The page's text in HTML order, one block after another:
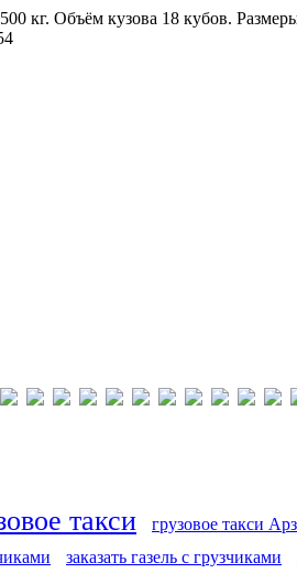
кг. Объём кузова 18 кубов.
такси грузовое такси
заказать газель с грузчиками